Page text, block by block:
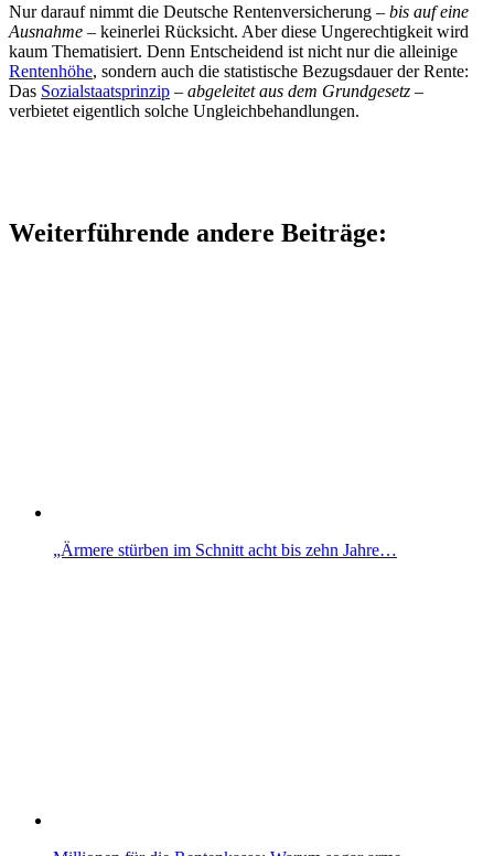
Nur darauf nimmt die Deutsche Rentenversicherung – bis auf eine
Ausnahme – keinerlei Rücksicht. Aber diese Ungerechtigkeit wird
kaum Thematisiert. Denn Entscheidend ist nicht nur die alleinige
Rentenhöhe, sondern auch die statistische Bezugsdauer der Rente:
Das Sozialstaatsprinzip – abgeleitet aus dem Grundgesetz –
verbietet eigentlich solche Ungleichbehandlungen.
Weiterführende andere Beiträge:
„Ärmere stürben im Schnitt acht bis zehn Jahre…